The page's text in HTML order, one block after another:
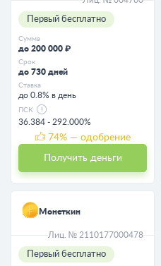
Первый бесплатно
Сумма
до 200 000 ₽
Срок
до 730 дней
Ставка
до 0.8% в день
ПСК
36.384 - 292.000%
74% — одобрение
Получить деньги
Монеткин
Лиц. № 2110177000478
Первый бесплатно